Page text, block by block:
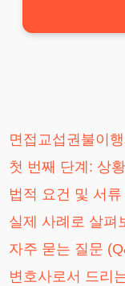
면접교섭권불이
첫 번째 단계: 상
법적 요건 및 서류
실제 사례로 살펴
자주 묻는 질문
변호사로서 드리